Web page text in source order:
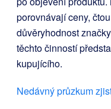
porovnávají ceny,
důvěryhodnost
těchto činností
kupujícího.
Nedávný průzkum